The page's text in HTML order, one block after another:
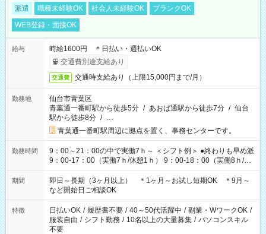
派遣 職種未経験OK 社会人未経験OK
ブランクOK
WEB登録・面接OK
給与
時給1600円 ＊日払い・週払いOK
交通費別途支給あり
交通費 交通時支給あり（上限15,000円まで/月）
勤務地
仙台市青葉区
青葉通一番町駅から徒歩5分 / あおば通駅から徒歩7分 / 仙台
駅から徒歩8分 / …
青葉通一番町駅周辺に拠点を置く、事務センターです。
勤務時間
9：00～21：00の中で実働7ｈ～ ＜シフト例＞ ●終わりも早め派
9：00-17：00（実働7ｈ/休憩1ｈ） 9：00-18：00（実働8ｈ/休
憩1ｈ） 10：00-19：00（実働8ｈ/休憩1ｈ） ●朝ゆっくり派
11：00-20：00（実働8ｈ/休憩1ｈ） 12：00-20：00（実働7ｈ/
休憩1ｈ） 12：00-21：00（実働8ｈ/休憩1ｈ） 13：00-22：
00（実働8ｈ/休憩1ｈ） ＊時間帯固定OK
期間
即日～長期（3ヶ月以上） ＊1ヶ月～お試し短期OK ＊9月～
など開始日ご相談OK
特徴 日払いOK / 履歴書不要 / 40～50代活躍中 / 副業・WワークOK /
服装自由 / シフト勤務 / 10名以上の大量募集 / パソコンスキル
不要